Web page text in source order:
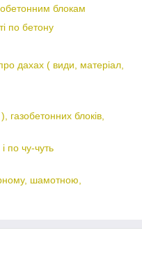
блокам
по бетону
дахах ( види, матеріал,
газобетонних блоків,
по чу-чуть
шамотною,